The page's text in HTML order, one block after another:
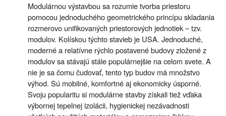
Modulárnou výstavbou sa rozumie tvorba priestoru
pomocou jednoduchého geometrického princípu skladania
rozmerovo unifikovaných priestorových jednotiek – tzv.
modulov. Kolískou týchto stavieb je USA. Jednoduché,
moderné a relatívne rýchlo postavené budovy zložené z
modulov sa stávajú stále populárnejšie na celom svete. A
nie je sa čomu čudovať, tento typ budov má množstvo
výhod. Sú mobilné, komfortné aj ekonomicky úsporné.
Svoju popularitu si modulárne stavby získali tiež vďaka
výbornej tepelnej izolácii, hygienickej nezávadnosti